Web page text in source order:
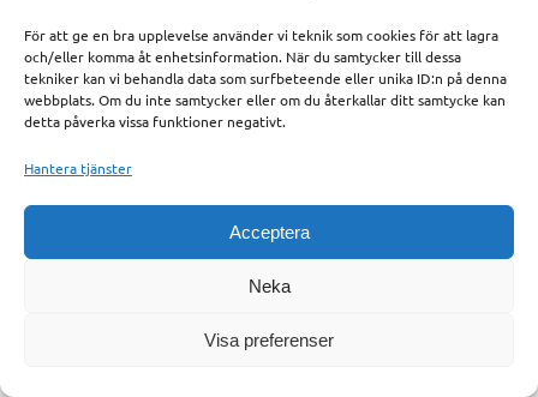
För att ge en bra upplevelse använder vi teknik som cookies för att lagra
och/eller komma åt enhetsinformation. När du samtycker till dessa
tekniker kan vi behandla data som surfbeteende eller unika ID:n på denna
webbplats. Om du inte samtycker eller om du återkallar ditt samtycke kan
detta påverka vissa funktioner negativt.
Hantera tjänster
Acceptera
Neka
Visa preferenser
Google maps
Jag godkänner
Alla rättigheter förbehålls av Bollnäs Bowlinghall -